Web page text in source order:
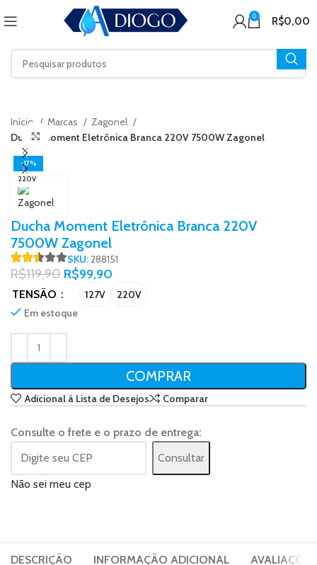
0 R$0,00
Início Marcas
Zagonel
Ducha Moment Eletrônica Branca 220V 7500W Zagonel
-17%
220V
Click to enlarge
Ducha Moment Eletrônica Branca 220V
7500W Zagonel
SKU:288151
R$119,90 R$99,90
TENSÃO 127V
220V
Em estoque
COMPRAR
Adicional á Lista de Desejos Comparar
Consulte o frete e o prazo de entrega:
Consultar
Não sei meu cep
DESCRIÇÃO INFORMAÇÃO ADICIONAL